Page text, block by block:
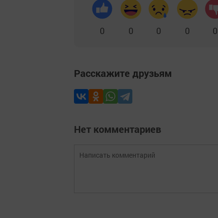
0 0 0 0 0
Расскажите друзьям
Нет комментариев